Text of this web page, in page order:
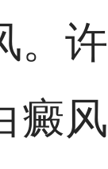
。
癜